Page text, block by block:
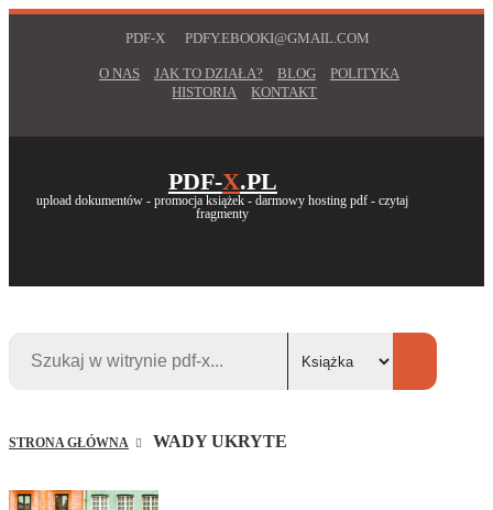
PDF-X PDFY.EBOOKI@GMAIL.COM
O NAS JAK TO DZIAŁA? BLOG
POLITYKA
HISTORIA
KONTAKT
PDF-X.PL
upload dokumentów - promocja książek - darmowy hosting pdf - czytaj
fragmenty
STRONA GŁÓWNA WADY UKRYTE